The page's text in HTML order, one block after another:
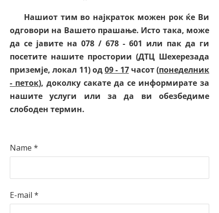
Нашиот тим во најкраток можен рок ќе Ви
одговори на Вашето прашање. Исто така, може
да се јавите на 078 / 678 - 601 или пак да ги
посетите нашите простории (ДТЦ Шехерезада
приземје, локал 11) од09 - 17часот (понеделник
- петок), доколку сакате да се информирате за
нашите услуги или за да ви обезбедиме
слободен термин.
Name *
E-mail *